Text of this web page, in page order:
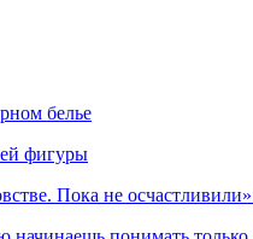
белье
фигуры
Пока не